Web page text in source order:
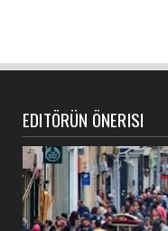
EDITÖRÜN ÖNERISI